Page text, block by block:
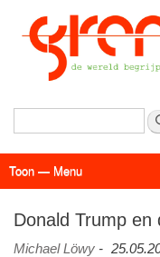
Zoeken
Menu
Toon — Menu
Donald Trump en
Michael Löwy -